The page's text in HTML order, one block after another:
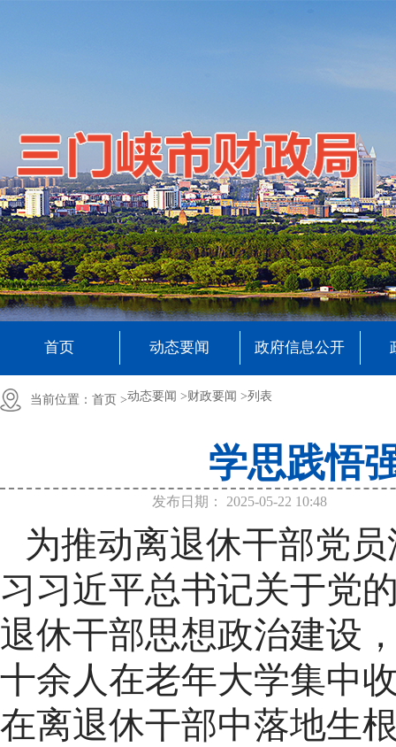
首页 动态要闻 政府信息公开
当前位置： 首页 >动态要闻 >财政要闻 >列表
学思践悟
发布日期： 2025-05-22 10:48
为推动离退休干部党
习习近平总书记关于党
退休干部思想政治建设
十余人在老年大学集中
在离退休干部中落地生